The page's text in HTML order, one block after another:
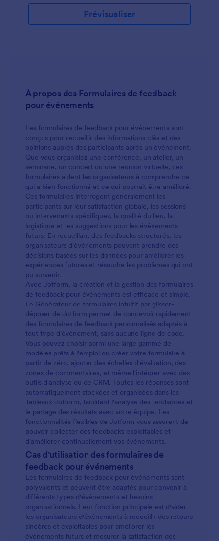
Prévisualiser
À propos des Formulaires de feedback
pour événements
Les formulaires de feedback pour événements sont
conçus pour recueillir des informations clés et des
opinions auprès des participants après un événement.
Que vous organisiez une conférence, un atelier, un
séminaire, un concert ou une réunion virtuelle, ces
formulaires aident les organisateurs à comprendre ce
qui a bien fonctionné et ce qui pourrait être amélioré.
Ces formulaires interrogent généralement les
participants sur leur satisfaction globale, les sessions
ou intervenants spécifiques, la qualité du lieu, la
logistique et les suggestions pour les événements
futurs. En recueillant des feedbacks structurés, les
organisateurs d'événements peuvent prendre des
décisions basées sur les données pour améliorer les
expériences futures et résoudre les problèmes qui ont
pu survenir.
Avec Jotform, la création et la gestion des formulaires
de feedback pour événements est efficace et simple.
Le Générateur de formulaires intuitif par glisser-
déposer de Jotform permet de concevoir rapidement
des formulaires de feedback personnalisés adaptés à
tout type d'événement, sans aucune ligne de code.
Vous pouvez choisir parmi une large gamme de
modèles prêts à l'emploi ou créer votre formulaire à
partir de zéro, ajouter des échelles d'évaluation, des
zones de commentaires, et même l'intégrer avec des
outils d'analyse ou de CRM. Toutes les réponses sont
automatiquement stockées et organisées dans les
Tableaux Jotform, facilitant l'analyse des tendances et
le partage des résultats avec votre équipe. Les
fonctionnalités flexibles de Jotform vous assurent de
pouvoir collecter des feedbacks exploitables et
d'améliorer continuellement vos événements.
Cas d'utilisation des formulaires de
feedback pour événements
Les formulaires de feedback pour événements sont
polyvalents et peuvent être adaptés pour convenir à
différents types d'événements et besoins
organisationnels. Leur fonction principale est d'aider
les organisateurs d'événements à recueillir des retours
sincères et exploitables pour améliorer les
événements futurs et mesurer la satisfaction des